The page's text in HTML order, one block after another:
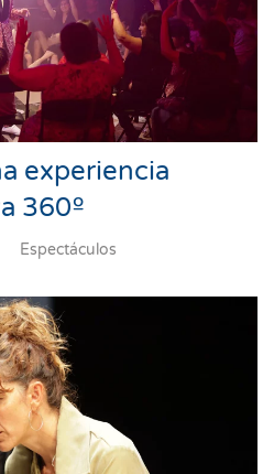
experiencia
360º
Espectáculos